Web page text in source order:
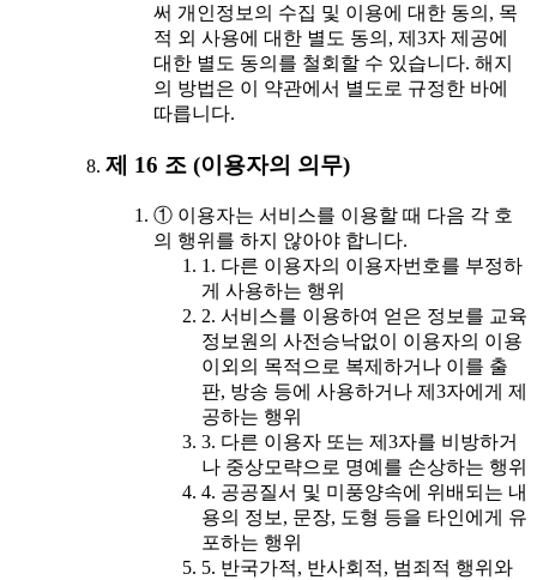
써 개인정보의 수집 및 이용에 대한 동의, 목
적 외 사용에 대한 별도 동의, 제3자 제공에
대한 별도 동의를 철회할 수 있습니다. 해지
의 방법은 이 약관에서 별도로 규정한 바에
따릅니다.
제 16 조 (이용자의 의무)
① 이용자는 서비스를 이용할 때 다음 각 호
의 행위를 하지 않아야 합니다.
1. 다른 이용자의 이용자번호를 부정하
게 사용하는 행위
2. 서비스를 이용하여 얻은 정보를 교육
정보원의 사전승낙없이 이용자의 이용
이외의 목적으로 복제하거나 이를 출
판, 방송 등에 사용하거나 제3자에게 제
공하는 행위
3. 다른 이용자 또는 제3자를 비방하거
나 중상모략으로 명예를 손상하는 행위
4. 공공질서 및 미풍양속에 위배되는 내
용의 정보, 문장, 도형 등을 타인에게 유
포하는 행위
5. 반국가적, 반사회적, 범죄적 행위와